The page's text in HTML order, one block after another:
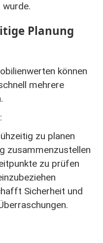
Planung
können
mehrere
zu planen
zusammenzustellen
zu prüfen
Sicherheit und